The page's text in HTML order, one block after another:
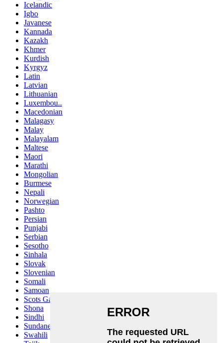
Icelandic
Igbo
Javanese
Kannada
Kazakh
Khmer
Kurdish
Kyrgyz
Latin
Latvian
Lithuanian
Luxembou..
Macedonian
Malagasy
Malay
Malayalam
Maltese
Maori
Marathi
Mongolian
Burmese
Nepali
Norwegian
Pashto
Persian
Punjabi
Serbian
Sesotho
Sinhala
Slovak
Slovenian
Somali
Samoan
Scots Gaelic
Shona
Sindhi
Sundanese
Swahili